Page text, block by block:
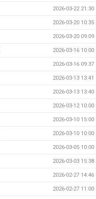
2026-03-22 21:30
2026-03-20 10:35
2026-03-20 09:09
2026-03-16 10:00
2026-03-16 09:37
2026-03-13 13:41
2026-03-13 13:40
2026-03-12 10:00
2026-03-10 15:00
2026-03-10 10:00
2026-03-05 10:00
2026-03-03 15:38
2026-02-27 14:46
2026-02-27 11:00